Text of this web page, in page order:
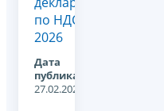
по НДС
2026
Дата
публикации:
27.02.2026